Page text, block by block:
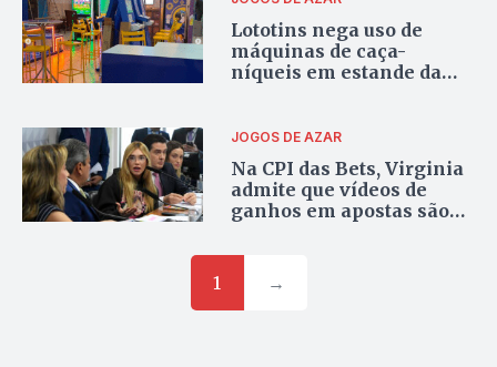
Lototins nega uso de
máquinas de caça-
níqueis em estande da
JOGOS DE AZAR
Na CPI das Bets, Virginia
admite que vídeos de
ganhos em apostas são
1 →